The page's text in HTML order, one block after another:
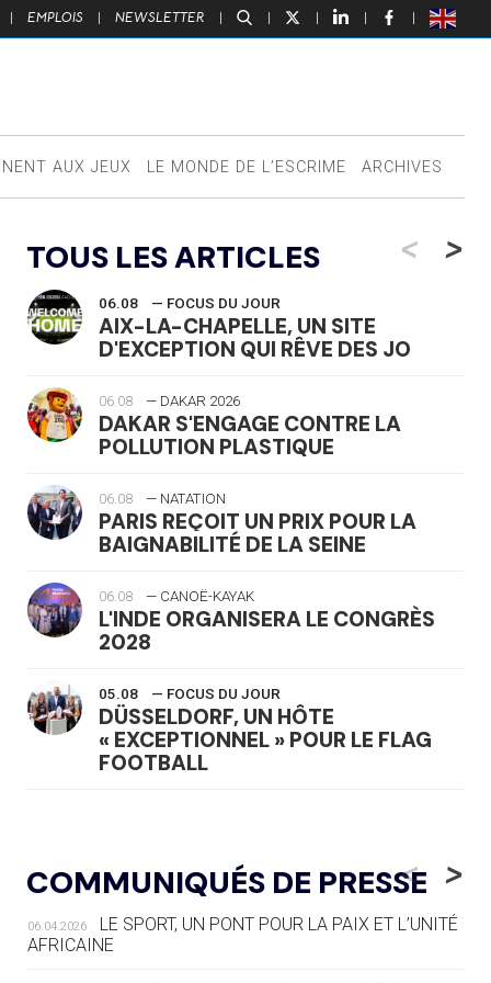
| EMPLOIS | NEWSLETTER | | | | |
AUX JEUX LE MONDE DE L’ESCRIME ARCHIVES
TOUS LES ARTICLES <
06.08 — FOCUS DU JOUR
AIX-LA-CHAPELLE, UN SITE
D'EXCEPTION QUI RÊVE DES JO
06.08 — DAKAR 2026
DAKAR S'ENGAGE CONTRE LA
POLLUTION PLASTIQUE
06.08 — NATATION
PARIS REÇOIT UN PRIX POUR LA
BAIGNABILITÉ DE LA SEINE
06.08 — CANOË-KAYAK
L'INDE ORGANISERA LE CONGRÈS
2028
05.08 — FOCUS DU JOUR
DÜSSELDORF, UN HÔTE
« EXCEPTIONNEL » POUR LE FLAG
FOOTBALL
LE RÊVE DE VOIR LA LUGE ALPINE
AUX JO « N'EST PAS FINI »
05.08 — TIR À L'ARC
DES MONDIAUX À BRISBANE SUR LA
>
COMMUNIQUÉS DE PRESSE
<
06.04.2026
LE SPORT, UN PONT POUR LA PAIX ET L’UNITÉ
AFRICAINE
>